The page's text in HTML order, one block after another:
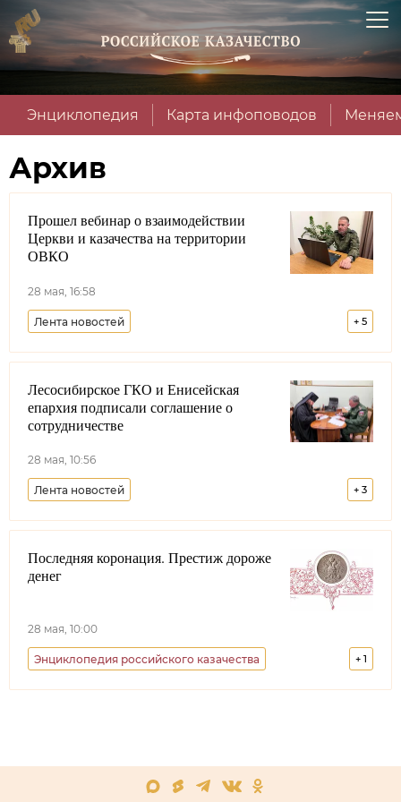
Энциклопедия Карта инфоповодов
Архив
Прошел вебинар о взаимодействии
Церкви и казачества на территории
ОВКО
28 мая, 16:58
+ 5
Лента новостей
Оренбургское войсковое казачье общество РПЦ
Синодальный комитет по взаимодействию с казачеством
Совет при Президенте РФ по делам казачества
Лесосибирское ГКО и Енисейская
епархия подписали соглашение о
сотрудничестве
28 мая, 10:56
+ 3
Лента новостей
Енисейское войсковое казачье общество
Красноярский край РПЦ
Последняя коронация. Престиж дороже
денег
28 мая, 10:00
+ 1
Энциклопедия российского казачества
Авторский материал